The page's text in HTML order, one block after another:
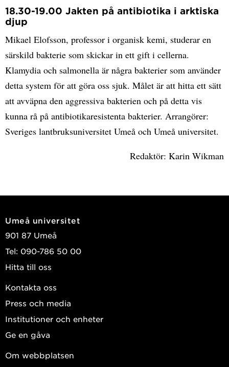
18.30-19.00 Jakten på antibiotika i arktiska
djup
Mikael Elofsson, professor i organisk kemi, studerar en
särskild bakterie som skickar in ett gift i cellerna.
Klamydia och salmonella är några bakterier som använder
detta system för att göra oss sjuk. Målet är att hitta ett sätt
att avväpna den aggressiva bakterien och på detta vis
kunna rå på antibiotikaresistenta bakterier. Arrangörer:
Sveriges lantbruksuniversitet Umeå och Umeå universitet.
Redaktör: Karin Wikman
Umeå universitet
901 87 Umeå
Tel: 090-786 50 00
Hitta till oss
Kontakta oss
Press och media
Institutioner och enheter
Ge en gåva
Om webbplatsen